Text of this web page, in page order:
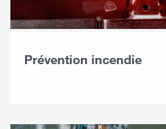
Prévention incendie